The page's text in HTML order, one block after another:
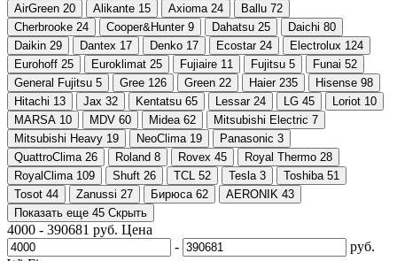
AirGreen 20 Alikante 15 Axioma 24 Ballu 72
Cherbrooke 24 Cooper&Hunter 9 Dahatsu 25 Daichi 80
Daikin 29 Dantex 17 Denko 17 Ecostar 24 Electrolux 124
Eurohoff 25 Euroklimat 25 Fujiaire 11 Fujitsu 5 Funai 52
General Fujitsu 5 Gree 126 Green 22 Haier 235 Hisense 98
Hitachi 13 Jax 32 Kentatsu 65 Lessar 24 LG 45 Loriot 10
MARSA 10 MDV 60 Midea 62 Mitsubishi Electric 7
Mitsubishi Heavy 19 NeoClima 19 Panasonic 3
QuattroClima 26 Roland 8 Rovex 45 Royal Thermo 28
RoyalClima 109 Shuft 26 TCL 52 Tesla 3 Toshiba 51
Tosot 44 Zanussi 27 Бирюса 62 AERONIK 43
Показать еще 45 Скрыть
4000 - 390681 руб. Цена
-
руб.